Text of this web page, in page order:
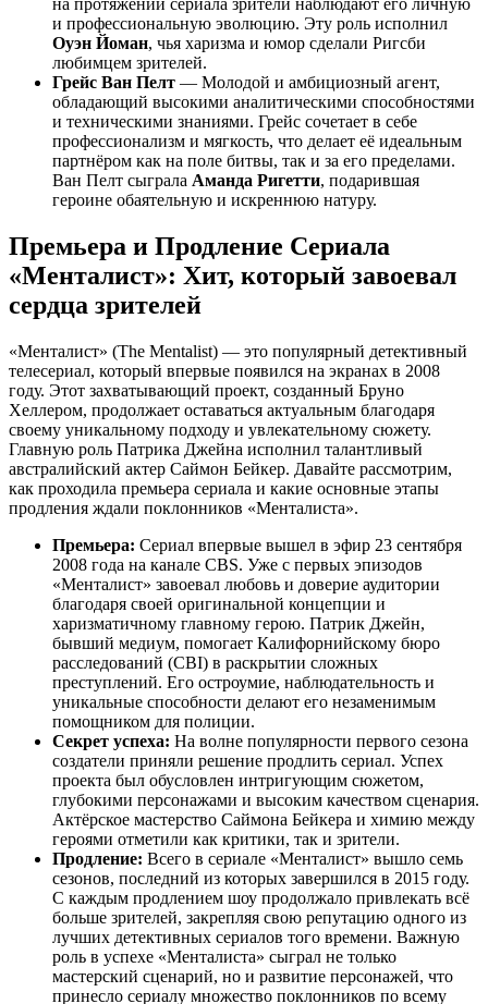
на протяжении сериала зрители наблюдают его личную
и профессиональную эволюцию. Эту роль исполнил
Оуэн Йоман, чья харизма и юмор сделали Ригсби
любимцем зрителей.
Грейс Ван Пелт — Молодой и амбициозный агент,
обладающий высокими аналитическими способностями
и техническими знаниями. Грейс сочетает в себе
профессионализм и мягкость, что делает её идеальным
партнёром как на поле битвы, так и за его пределами.
Ван Пелт сыграла Аманда Ригетти, подарившая
героине обаятельную и искреннюю натуру.
Премьера и Продление Сериала
«Менталист»: Хит, который завоевал
сердца зрителей
«Менталист» (The Mentalist) — это популярный детективный
телесериал, который впервые появился на экранах в 2008
году. Этот захватывающий проект, созданный Бруно
Хеллером, продолжает оставаться актуальным благодаря
своему уникальному подходу и увлекательному сюжету.
Главную роль Патрика Джейна исполнил талантливый
австралийский актер Саймон Бейкер. Давайте рассмотрим,
как проходила премьера сериала и какие основные этапы
продления ждали поклонников «Менталиста».
Премьера: Сериал впервые вышел в эфир 23 сентября
2008 года на канале CBS. Уже с первых эпизодов
«Менталист» завоевал любовь и доверие аудитории
благодаря своей оригинальной концепции и
харизматичному главному герою. Патрик Джейн,
бывший медиум, помогает Калифорнийскому бюро
расследований (CBI) в раскрытии сложных
преступлений. Его остроумие, наблюдательность и
уникальные способности делают его незаменимым
помощником для полиции.
Секрет успеха: На волне популярности первого сезона
создатели приняли решение продлить сериал. Успех
проекта был обусловлен интригующим сюжетом,
глубокими персонажами и высоким качеством сценария.
Актёрское мастерство Саймона Бейкера и химию между
героями отметили как критики, так и зрители.
Продление: Всего в сериале «Менталист» вышло семь
сезонов, последний из которых завершился в 2015 году.
С каждым продлением шоу продолжало привлекать всё
больше зрителей, закрепляя свою репутацию одного из
лучших детективных сериалов того времени. Важную
роль в успехе «Менталиста» сыграл не только
мастерский сценарий, но и развитие персонажей, что
принесло сериалу множество поклонников по всему